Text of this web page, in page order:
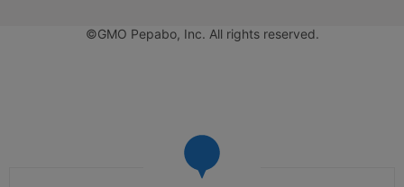
©GMO Pepabo, Inc. All rights reserved.